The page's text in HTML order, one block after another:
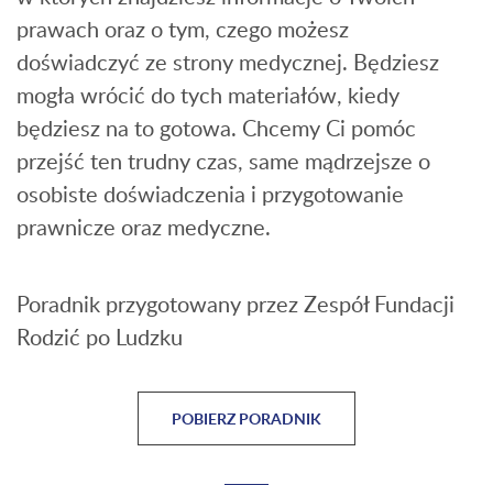
prawach oraz o tym, czego możesz
doświadczyć ze strony medycznej. Będziesz
mogła wrócić do tych materiałów, kiedy
będziesz na to gotowa. Chcemy Ci pomóc
przejść ten trudny czas, same mądrzejsze o
osobiste doświadczenia i przygotowanie
prawnicze oraz medyczne.
Poradnik przygotowany przez Zespół Fundacji
Rodzić po Ludzku
POBIERZ PORADNIK